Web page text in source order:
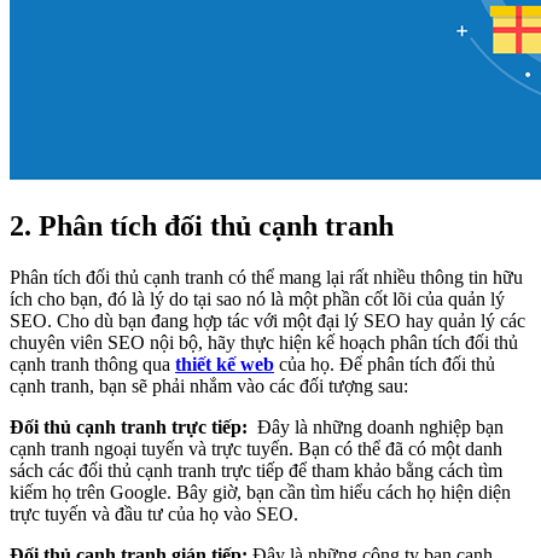
2. Phân tích đối thủ cạnh tranh
Phân tích đối thủ cạnh tranh có thể mang lại rất nhiều thông tin hữu
ích cho bạn, đó là lý do tại sao nó là một phần cốt lõi của quản lý
SEO. Cho dù bạn đang hợp tác với một đại lý SEO hay quản lý các
chuyên viên SEO ​​nội bộ, hãy thực hiện kế hoạch phân tích đối thủ
cạnh tranh thông qua thiết kế web của họ. Để phân tích đối thủ
cạnh tranh, bạn sẽ phải nhắm vào các đối tượng sau:
Đối thủ cạnh tranh trực tiếp: Đây là những doanh nghiệp bạn
cạnh tranh ngoại tuyến và trực tuyến. Bạn có thể đã có một danh
sách các đối thủ cạnh tranh trực tiếp để tham khảo bằng cách tìm
kiếm họ trên Google. Bây giờ, bạn cần tìm hiểu cách họ hiện diện
trực tuyến và đầu tư của họ vào SEO.